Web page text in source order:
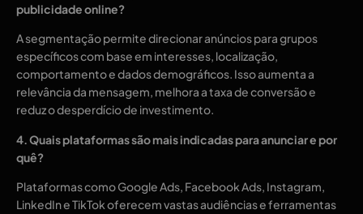
publicidade online?
A segmentação permite direcionar anúncios para grupos
específicos com base em interesses, localização,
comportamento e dados demográficos. Isso aumenta a
relevância da mensagem, melhora a taxa de conversão e
reduz o desperdício de investimento.
4. Quais plataformas são mais indicadas para anunciar e por
quê?
Plataformas como Google Ads, Facebook Ads, Instagram,
LinkedIn e TikTok oferecem vastas audiências e ferramentas